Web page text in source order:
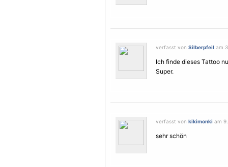
verfasst von Silberpfeil am
Ich finde dieses Tattoo
Super.
verfasst von kikimonki am
sehr schön